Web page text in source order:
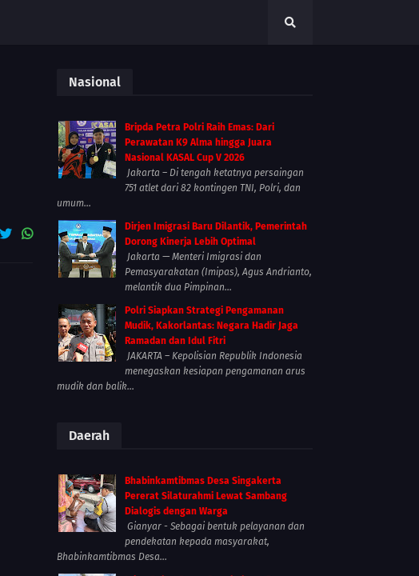
Nasional
Bripda Petra Polri Raih Emas: Dari
Perawatan K9 Alma hingga Juara
Nasional KASAL Cup V 2026
Jakarta – Di tengah ketatnya persaingan
751 atlet dari 82 kontingen TNI, Polri, dan
umum...
Dirjen Imigrasi Baru Dilantik, Pemerintah
Dorong Kinerja Lebih Optimal
Jakarta — Menteri Imigrasi dan
Pemasyarakatan (Imipas), Agus Andrianto,
melantik dua Pimpinan...
Polri Siapkan Strategi Pengamanan
Mudik, Kakorlantas: Negara Hadir Jaga
Ramadan dan Idul Fitri
JAKARTA – Kepolisian Republik Indonesia
menegaskan kesiapan pengamanan arus
mudik dan balik...
Daerah
Bhabinkamtibmas Desa Singakerta
Pererat Silaturahmi Lewat Sambang
Dialogis dengan Warga
Gianyar - Sebagai bentuk pelayanan dan
pendekatan kepada masyarakat,
Bhabinkamtibmas Desa...